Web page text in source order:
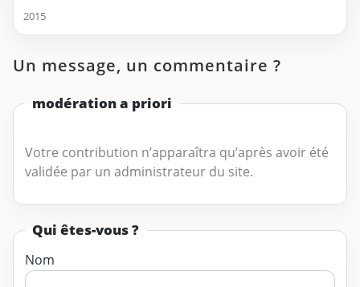
2015
Un message, un commentaire ?
modération a priori
Votre contribution n’apparaîtra qu’après avoir été
validée par un administrateur du site.
Qui êtes-vous ?
Nom